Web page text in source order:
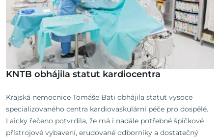
KNTB obhájila statut kardiocentra
Krajská nemocnice Tomáše Bati obhájila statut vysoce
specializovaného centra kardiovaskulární péče pro dospělé.
Laicky řečeno potvrdila, že má i nadále potřebné špičkové
přístrojové vybavení, erudované odborníky a dostatečný